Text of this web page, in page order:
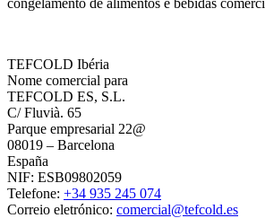
congelamento de alimentos e bebidas
TEFCOLD Ibéria
Nome comercial para
TEFCOLD ES, S.L.
C/ Fluvià. 65
Parque empresarial 22@
08019 – Barcelona
España
NIF: ESB09802059
Telefone: +34 935 245 074
Correio eletrónico: comercial@tefcold.es